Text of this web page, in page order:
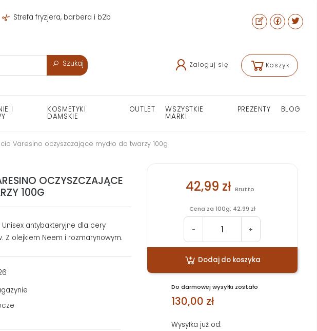
Strefa fryzjera, barbera i b2b
Szukaj Zaloguj się Koszyk
I KOSMETYKI
DAMSKIE
OUTLET WSZYSTKIE
MARKI
PREZENTY BLOG
Varesino oczyszczające mydło do twarzy 100g
OCZYSZCZAJĄCE
100G
Unisex antybakteryjne dla cery
Z olejkiem Neem i rozmarynowym.
42,99 zł Brutto
Cena za 100g: 42,99 zł
- +
Dodaj do koszyka
Do darmowej wysyłki zostało
130,00 zł
Wysyłka już od: